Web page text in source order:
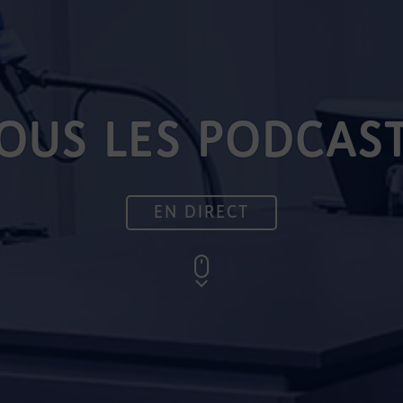
LES
EN DIRECT